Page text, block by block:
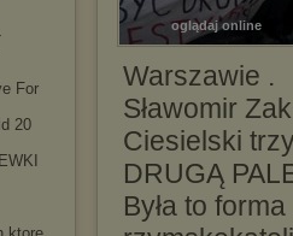
For
20
oglądaj online
Warszawie .
Sławomir
Ciesielski
DRUGĄ
Była to